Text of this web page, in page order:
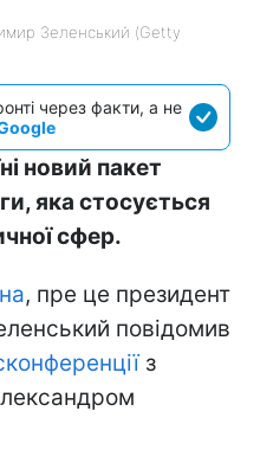
Зеленський (Getty
через факти, а не
новий пакет
яка стосується
сфер.
, пре це президент
повідомив
з